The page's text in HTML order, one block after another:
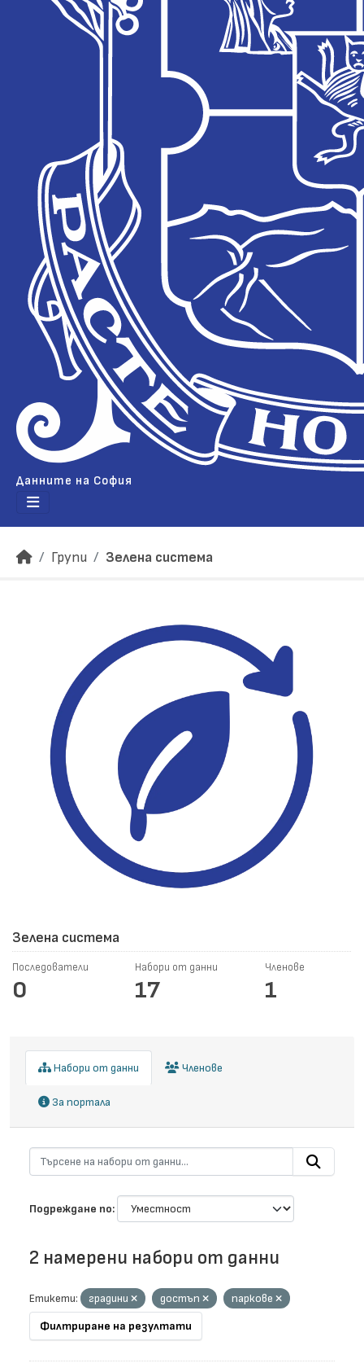
Данните на София
Групи Зелена система
Зелена система
Последователи
0
Набори от данни
17
Членове
1
Набори от данни Членове
За портала
Подреждане по
2 намерени набори от данни
Етикети: градини достъп
паркове
Филтриране на резултати